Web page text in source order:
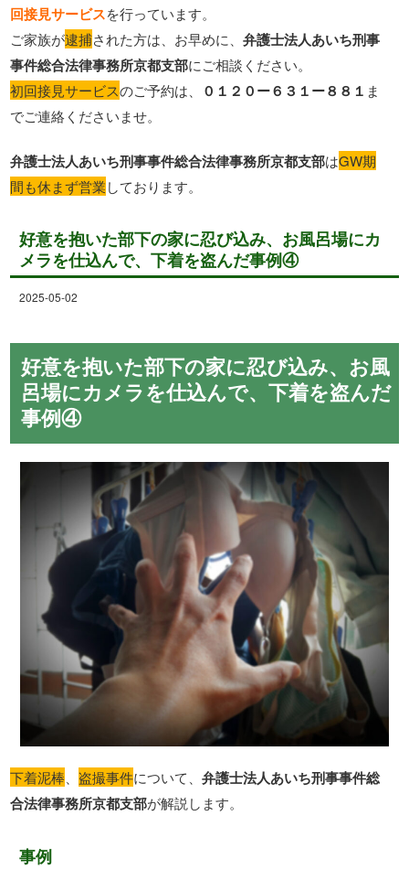
回接見サービスを行っています。
ご家族が逮捕された方は、お早めに、弁護士法人あいち刑事
事件総合法律事務所京都支部にご相談ください。
初回接見サービスのご予約は、 ０１２０ー６３１ー８８１ ま
でご連絡くださいませ。
弁護士法人あいち刑事事件総合法律事務所京都支部はGW期
間も休まず営業しております。
好意を抱いた部下の家に忍び込み、お風呂場にカ
メラを仕込んで、下着を盗んだ事例④
2025-05-02
好意を抱いた部下の家に忍び込み、お風
呂場にカメラを仕込んで、下着を盗んだ
事例④
下着泥棒 盗撮事件について、弁護士法人あいち刑事事件総
合法律事務所京都支部が解説します。
事例